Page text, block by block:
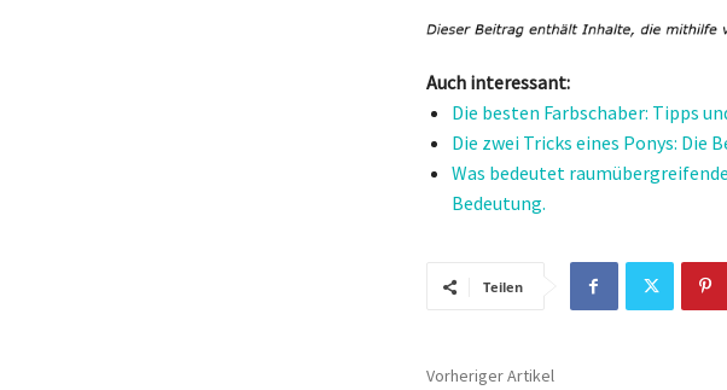
Auch interessant:
Die besten Farbschaber: Tipps
Die zwei Tricks eines Ponys: Die
Was bedeutet
Bedeutung.
Teilen
Vorheriger Artikel